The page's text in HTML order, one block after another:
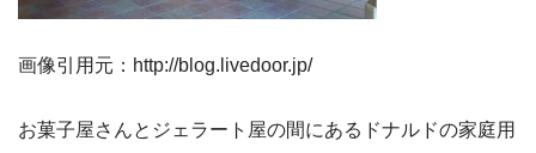
画像引用元：http://blog.livedoor.jp/
お菓子屋さんとジェラート屋の間にあるドナルドの家庭用